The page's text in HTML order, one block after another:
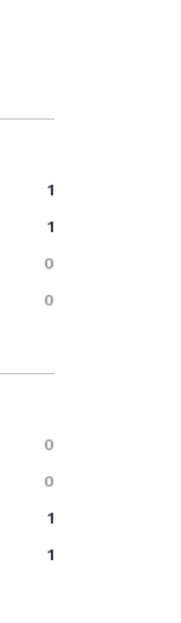
1
1
0
0
0
0
1
1